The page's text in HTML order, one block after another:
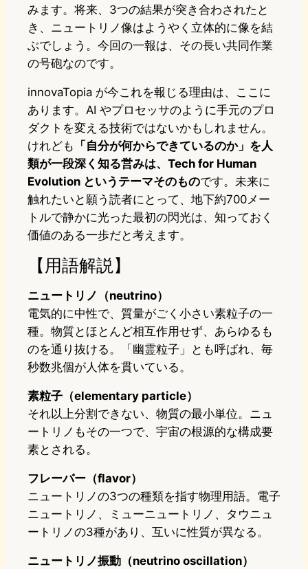
みます。将来、3つの結果が突き合わされたと
き、ニュートリノ像はようやく立体的に像を結
ぶでしょう。今回の一報は、その長い共同作業
の号砲なのです。
innovaTopia が今これを報じる理由は、ここに
あります。AI やプロセッサのように手元のプロ
ダクトを変える技術ではないかもしれません。
けれども 「自分が何からできているのか」を人
類が一段深く知る営みは、Tech for Human
Evolution というテーマそのものです。未来に
触れたいと願う読者にとって、地下約700メー
トルで静かに光った最初の閃光は、知っておく
価値のある一歩だと考えます。
【用語解説】
ニュートリノ（neutrino）
電気的に中性で、質量がごく小さい素粒子の一
種。物質とほとんど相互作用せず、あらゆるも
のを通り抜ける。「幽霊粒子」とも呼ばれ、毎
秒数兆個が人体を貫いている。
素粒子（elementary particle）
それ以上分割できない、物質の最小単位。ニュ
ートリノもその一つで、宇宙の根源的な構成要
素とされる。
フレーバー（flavor）
ニュートリノの3つの種類を指す物理用語。電子
ニュートリノ、ミューニュートリノ、タウニュ
ートリノの3種があり、互いに性質が異なる。
ニュートリノ振動（neutrino oscillation）